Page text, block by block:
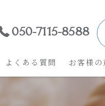
050-7115-8588
よくある質問 お客様の